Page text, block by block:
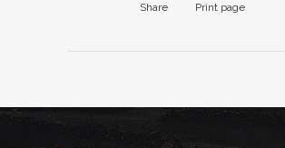
Share Print page